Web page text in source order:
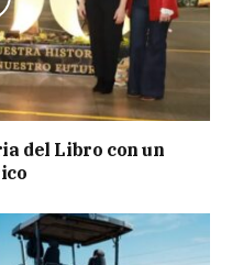
del Libro con un